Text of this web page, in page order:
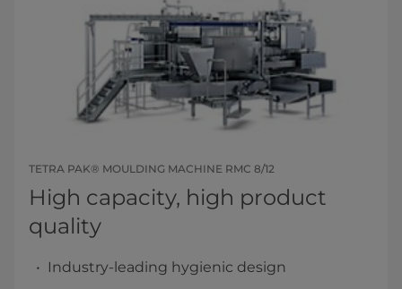
TETRA PAK® MOULDING MACHINE RMC 8/12
High capacity, high product
quality
Industry-leading hygienic design